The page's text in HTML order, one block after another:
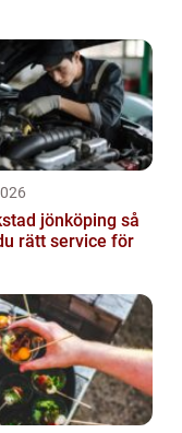
jönköping så
rätt service för